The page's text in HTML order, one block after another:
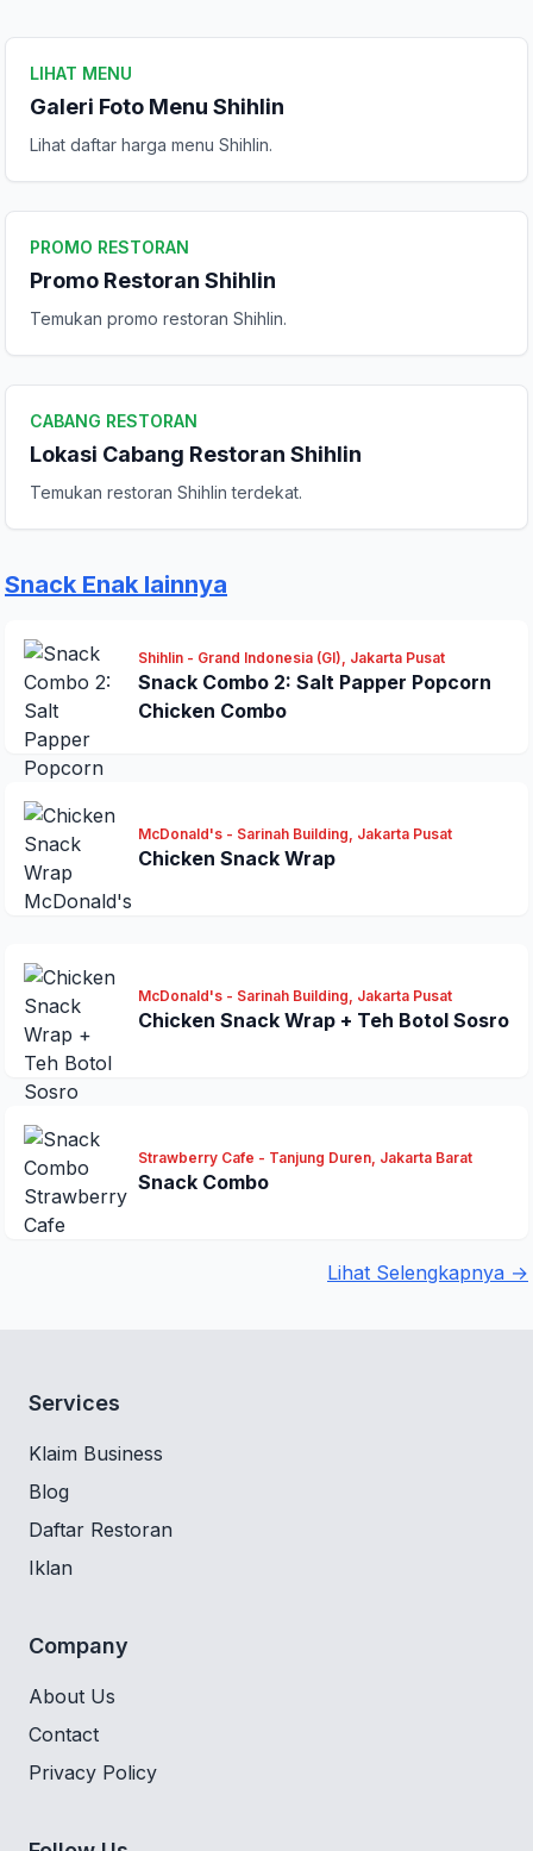
LIHAT MENU
Galeri Foto Menu Shihlin
Lihat daftar harga menu Shihlin.
PROMO RESTORAN
Promo Restoran Shihlin
Temukan promo restoran Shihlin.
CABANG RESTORAN
Lokasi Cabang Restoran Shihlin
Temukan restoran Shihlin terdekat.
Snack Enak lainnya
Shihlin - Grand Indonesia (GI), Jakarta Pusat
Snack Combo 2: Salt Papper Popcorn
Chicken Combo
McDonald's - Sarinah Building, Jakarta Pusat
Chicken Snack Wrap
McDonald's - Sarinah Building, Jakarta Pusat
Chicken Snack Wrap + Teh Botol Sosro
Strawberry Cafe - Tanjung Duren, Jakarta Barat
Snack Combo
Lihat Selengkapnya →
Tulis Ulasan
Peringkat Anda
Komentar Anda
Services
Klaim Business
Blog
Daftar Restoran
Iklan
Company
About Us
Contact
Privacy Policy